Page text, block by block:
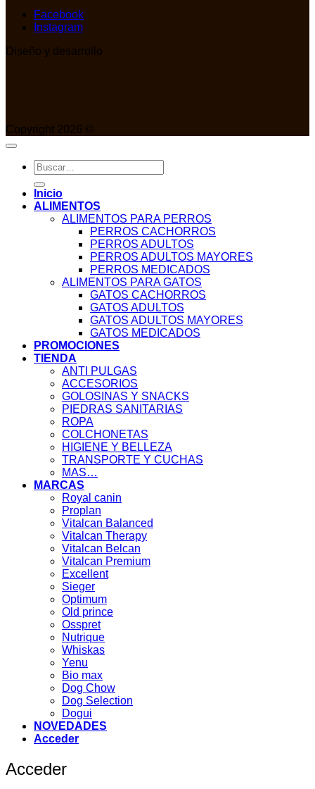
Facebook
Instagram
Diseño y desarrollo
Copyright 2026 ©
Buscar
por:
Inicio
ALIMENTOS
ALIMENTOS PARA PERROS
PERROS CACHORROS
PERROS ADULTOS
PERROS ADULTOS MAYORES
PERROS MEDICADOS
ALIMENTOS PARA GATOS
GATOS CACHORROS
GATOS ADULTOS
GATOS ADULTOS MAYORES
GATOS MEDICADOS
PROMOCIONES
TIENDA
ANTI PULGAS
ACCESORIOS
GOLOSINAS Y SNACKS
PIEDRAS SANITARIAS
ROPA
COLCHONETAS
HIGIENE Y BELLEZA
TRANSPORTE Y CUCHAS
MAS…
MARCAS
Royal canin
Proplan
Vitalcan Balanced
Vitalcan Therapy
Vitalcan Belcan
Vitalcan Premium
Excellent
Sieger
Optimum
Old prince
Osspret
Nutrique
Whiskas
Yenu
Bio max
Dog Chow
Dog Selection
Dogui
NOVEDADES
Acceder
Acceder